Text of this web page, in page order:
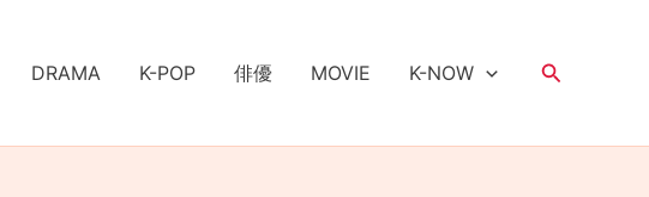
DRAMA K-POP 俳優 MOVIE K-NOW
検